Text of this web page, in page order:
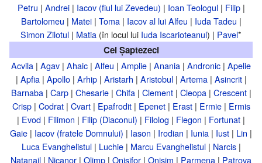
Petru | Andrei| Iacov (fiul lui Zevedeu) | Ioan Teologul| Filip|
Bartolomeu | Matei| Toma| Iacov al lui Alfeu | Iuda Tadeu |
Simon Zilotul | Matia (în locul lui Iuda Iscarioteanul) | Pavel*
Cei Șaptezeci
Acvila | Agav | Ahaic | Alfeu | Amplie | Anania | Andronic | Apelie
| Apfia| Apollo| Arhip| Aristarh | Aristobul| Artema| Asincrit|
Barnaba| Carp| Chesarie| Chifa| Clement| Cleopa| Crescent|
Crisp| Codrat| Cvart| Epafrodit| Epenet| Erast| Ermie| Ermis
| Evod | Filimon | Filip (Diaconul) | Filolog | Flegon | Fortunat |
Gaie | Iacov (fratele Domnului) | Iason | Irodian | Iunia | Iust | Lin |
Luca Evanghelistul| Luchie| Marcu Evanghelistul| Narcis|
Natanail | Nicanor | Olimp | Onisifor | Onisim | Parmena | Patrova